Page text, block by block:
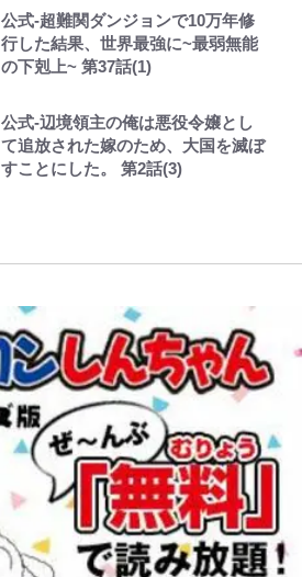
公式-超難関ダンジョンで10万年修
行した結果、世界最強に~最弱無能
の下剋上~ 第37話(1)
公式-辺境領主の俺は悪役令嬢とし
て追放された嫁のため、大国を滅ぼ
すことにした。 第2話(3)
藤原紀香が23年間続けるボランテ
ィア活動の原動力は…「偽善者だ」
錦織一清が語る還暦からの新たな挑
戦…少年隊の分岐点と60代で挑む
長友夫妻も続々エール！
｢めーっちゃオシャじゃん｣中田英
いい｣｢好きなデザイン｣｢今年は2nd
買おうかな｣
GLAY・TERU＆PUFFY大貫亜美
の“共演”ショットに「夫婦で写っ
てるの尊い」 長女はもう23歳
元SKE48・松井珠理奈、街中で見
せた“ド迫力のノースリーブ”姿に
ファン反応 直近では「幸せ太り」
「カルチャーは引用の歴史である」
江口寿史と樋口毅宏、“引用と継
承”をめぐる対話
「まだ2枚しか描けてないんだよね
ぇ」作家・樋口毅宏が問う、今再
び、漫画に向かう江口寿史の現在地
第3回 出版までの道のり・その2
レビュー『仮面家族』悠木シュン・
著
ポ【福島県福島市】
青く美しい「幸せのブルービー」の
る「季節の虫」の探し方 vol.21】
【キャンプ自己啓発】増えすぎたギ
浅草は日本の心だゾ
ボーちゃんの一途な気持ちだゾ